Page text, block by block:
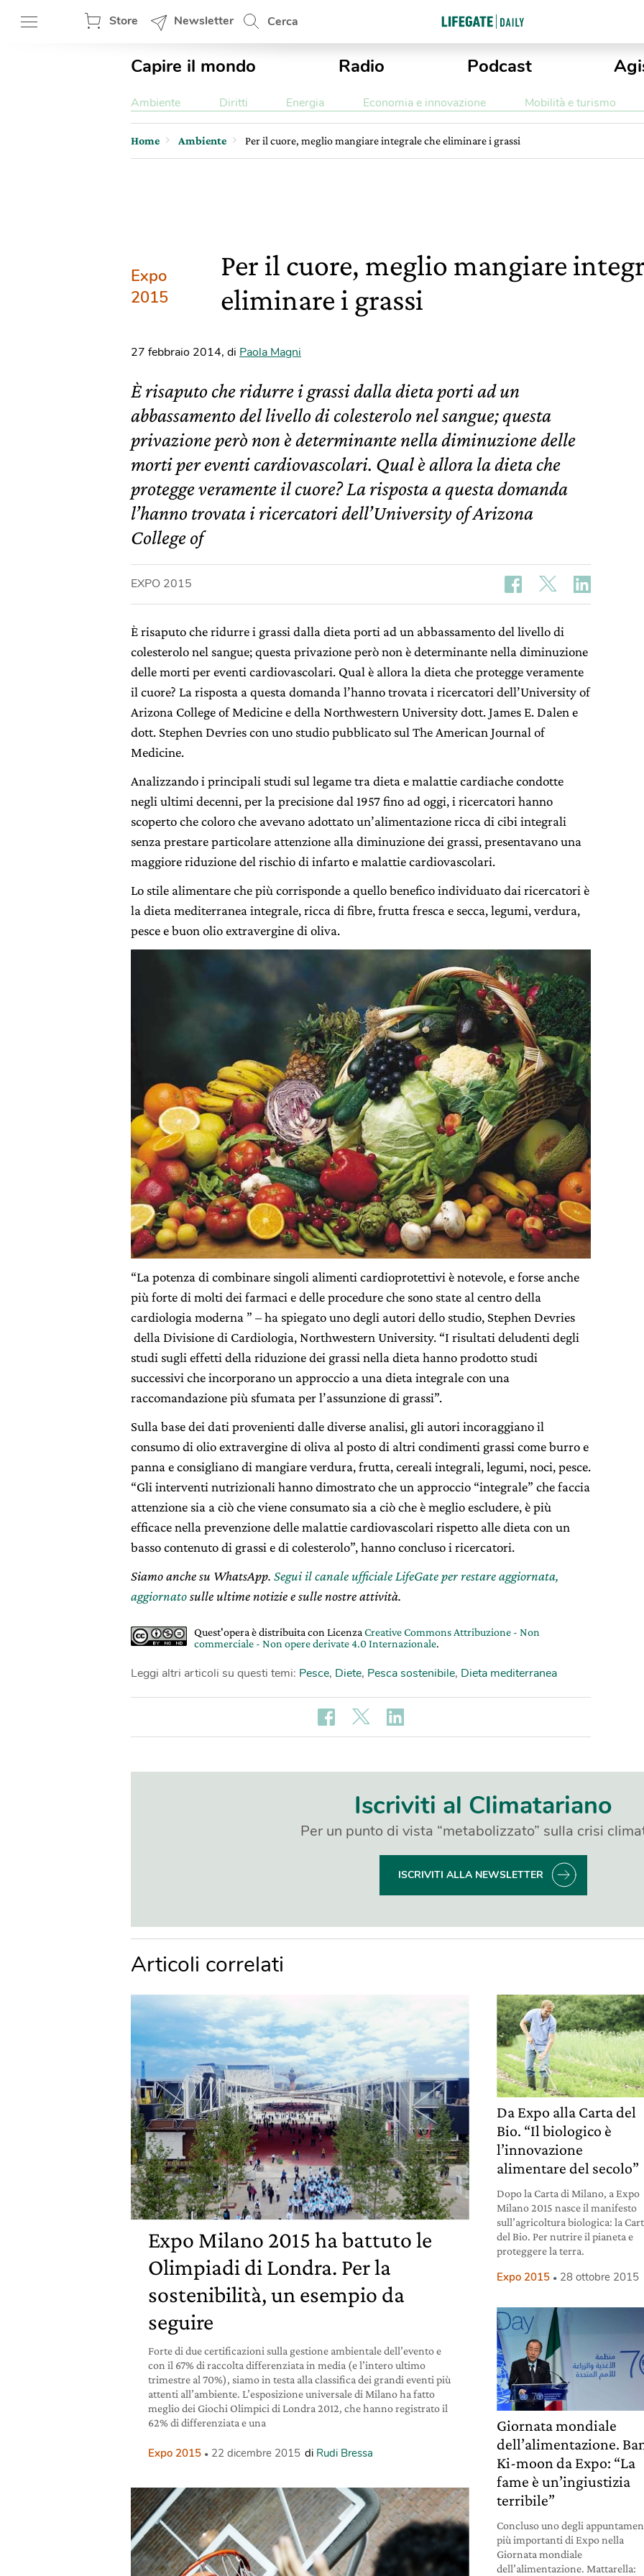
Store Newsletter Cerca
Capire il mondo Radio Podcast
Ambiente Diritti Energia Economia e innovazione Mobilità e turismo
Home Ambiente Per il cuore, meglio mangiare integrale che eliminare i grassi
Expo
2015
Per il cuore, meglio mangiare
eliminare i grassi
27 febbraio 2014, di Paola Magni
È risaputo che ridurre i grassi dalla dieta porti ad un
abbassamento del livello di colesterolo nel sangue; questa
privazione però non è determinante nella diminuzione delle
morti per eventi cardiovascolari. Qual è allora la dieta che
protegge veramente il cuore? La risposta a questa domanda
l’hanno trovata i ricercatori dell’University of Arizona
College of
EXPO 2015
È risaputo che ridurre i grassi dalla dieta porti ad un abbassamento del livello di
colesterolo nel sangue; questa privazione però non è determinante nella diminuzione
delle morti per eventi cardiovascolari. Qual è allora la dieta che protegge veramente
il cuore? La risposta a questa domanda l’hanno trovata i ricercatori dell’University of
Arizona College of Medicine e della Northwestern University dott. James E. Dalen e
dott. Stephen Devries con uno studio pubblicato sul The American Journal of
Medicine.
Analizzando i principali studi sul legame tra dieta e malattie cardiache condotte
negli ultimi decenni, per la precisione dal 1957 fino ad oggi, i ricercatori hanno
scoperto che coloro che avevano adottato un’alimentazione ricca di cibi integrali
senza prestare particolare attenzione alla diminuzione dei grassi, presentavano una
maggiore riduzione del rischio di infarto e malattie cardiovascolari.
Lo stile alimentare che più corrisponde a quello benefico individuato dai ricercatori è
la dieta mediterranea integrale, ricca di fibre, frutta fresca e secca, legumi, verdura,
pesce e buon olio extravergine di oliva.
“La potenza di combinare singoli alimenti cardioprotettivi è notevole, e forse anche
più forte di molti dei farmaci e delle procedure che sono state al centro della
cardiologia moderna ” – ha spiegato uno degli autori dello studio, Stephen Devries
della Divisione di Cardiologia, Northwestern University. “I risultati deludenti degli
studi sugli effetti della riduzione dei grassi nella dieta hanno prodotto studi
successivi che incorporano un approccio a una dieta integrale con una
raccomandazione più sfumata per l’assunzione di grassi”.
Sulla base dei dati provenienti dalle diverse analisi, gli autori incoraggiano il
consumo di olio extravergine di oliva al posto di altri condimenti grassi come burro e
panna e consigliano di mangiare verdura, frutta, cereali integrali, legumi, noci, pesce.
“Gli interventi nutrizionali hanno dimostrato che un approccio “integrale” che faccia
attenzione sia a ciò che viene consumato sia a ciò che è meglio escludere, è più
efficace nella prevenzione delle malattie cardiovascolari rispetto alle dieta con un
basso contenuto di grassi e di colesterolo”, hanno concluso i ricercatori.
Siamo anche su WhatsApp. Segui il canale ufficiale LifeGate per restare aggiornata,
aggiornatosulle ultime notizie e sulle nostre attività.
Quest'opera è distribuita con Licenza Creative Commons Attribuzione - Non
commerciale - Non opere derivate 4.0 Internazionale.
Leggi altri articoli su questi temi: Pesce, Diete, Pesca sostenibile, Dieta mediterranea
Iscriviti al Climatariano
Per un punto di vista “metabolizzato” sulla crisi
ISCRIVITI ALLA NEWSLETTER
Articoli correlati
Expo Milano 2015 ha battuto le
Olimpiadi di Londra. Per la
sostenibilità, un esempio da
seguire
Forte di due certificazioni sulla gestione ambientale dell’evento e
con il 67% di raccolta differenziata in media (e l’intero ultimo
trimestre al 70%), siamo in testa alla classifica dei grandi eventi più
attenti all’ambiente. L’esposizione universale di Milano ha fatto
meglio dei Giochi Olimpici di Londra 2012, che hanno registrato il
62% di differenziata e una
Expo 2015 22 dicembre 2015 di Rudi Bressa
Da Expo alla Carta del
Bio. “Il biologico è
l’innovazione
alimentare del secolo”
Dopo la Carta di Milano, a Expo
Milano 2015 nasce il manifesto
sull’agricoltura biologica: la
del Bio. Per nutrire il pianeta e
proteggere la terra.
Expo 2015 28 ottobre 2015
Giornata mondiale
dell’alimentazione.
Ki-moon da Expo: “La
fame è un’ingiustizia
terribile”
Concluso uno degli
più importanti di Expo nella
Giornata mondiale
dell’alimentazione. Mattarella: